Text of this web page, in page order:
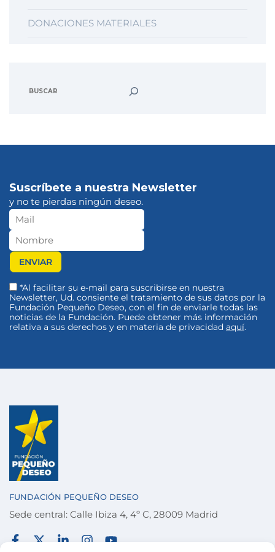
DONACIONES MATERIALES
Suscríbete a nuestra Newsletter
y no te pierdas ningún deseo.
*Al facilitar su e-mail para suscribirse en nuestra
Newsletter, Ud. consiente el tratamiento de sus datos por la
Fundación Pequeño Deseo, con el fin de enviarle todas las
noticias de la Fundación. Puede obtener más información
relativa a sus derechos y en materia de privacidad aquí.
FUNDACIÓN PEQUEÑO DESEO
Sede central: Calle Ibiza 4, 4º C, 28009 Madrid